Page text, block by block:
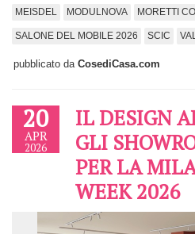
MEISDEL MODULNOVA MORETTI
SALONE DEL MOBILE 2026 SCIC
pubblicato da CosediCasa.com
20
APR
2026
IL DESIGN
GLI
PER LA
WEEK 2026